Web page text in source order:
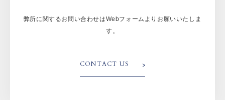
弊所に関するお問い合わせはWebフォームよりお願いいたしま
す。
CONTACT US